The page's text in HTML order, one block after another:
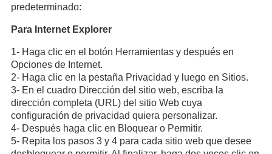
predeterminado:
Para Internet Explorer
1- Haga clic en el botón Herramientas y después en
Opciones de Internet.
2- Haga clic en la pestaña Privacidad y luego en Sitios.
3- En el cuadro Dirección del sitio web, escriba la
dirección completa (URL) del sitio Web cuya
configuración de privacidad quiera personalizar.
4- Después haga clic en Bloquear o Permitir.
5- Repita los pasos 3 y 4 para cada sitio web que desee